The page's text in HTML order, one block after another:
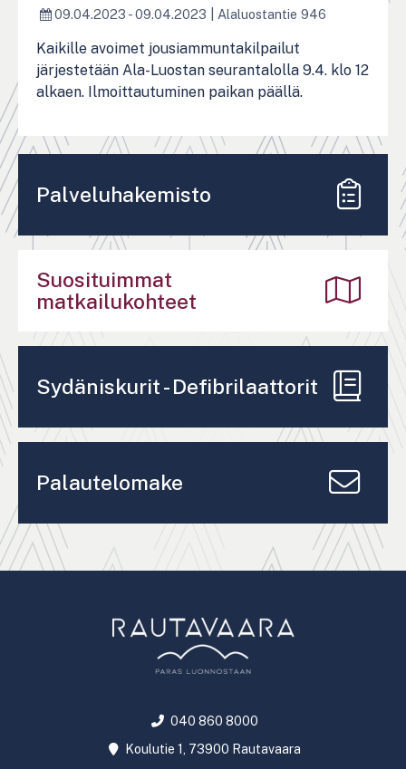
09.04.2023 - 09.04.2023 Alaluostantie 946
Kaikille avoimet jousiammuntakilpailut
järjestetään Ala-Luostan seurantalolla 9.4. klo 12
alkaen. Ilmoittautuminen paikan päällä.
Palveluhakemisto
Suosituimmat
matkailukohteet
Sydäniskurit - Defibrilaattorit
Palautelomake
040 860 8000
Koulutie 1, 73900 Rautavaara